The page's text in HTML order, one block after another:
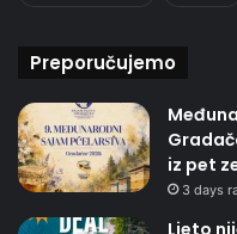
Preporučujemo
iz pet
3 days
Ljeto